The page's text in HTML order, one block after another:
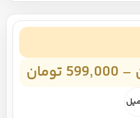
–
599,000 تومان